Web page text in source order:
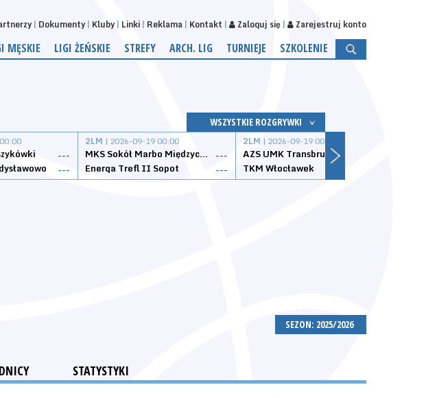
Dokumenty Kluby Linki Reklama Kontakt Zaloguj się Zarejestruj konto
MĘSKIE LIGI ŻEŃSKIE STREFY ARCH. LIG TURNIEJE SZKOLENIE
WSZYSTKIE ROZGRYWKI
---
---
2LM | 2026-09-19 00:00
MKS Sokół Marbo Międzychód ---
Energa Trefl II Sopot
---
2LM | 2026-09-19 00:00
AZS UMK Transbruk Toruń
TKM Włocławek
SEZON: 2025/2026
STATYSTYKI